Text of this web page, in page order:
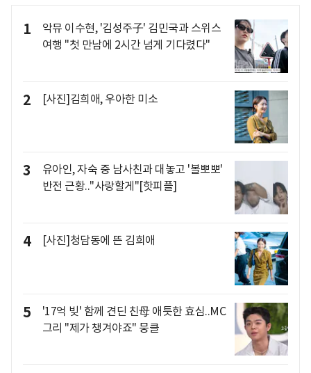
1
악뮤 이수현, '김성주子' 김민국과 스위스
여행 "첫 만남에 2시간 넘게 기다렸다"
2 [사진]김희애, 우아한 미소
3
유아인, 자숙 중 남사친과 대놓고 '볼뽀뽀'
반전 근황.."사랑할게"[핫피플]
4 [사진]청담동에 뜬 김희애
5
'17억 빚' 함께 견딘 친母 애틋한 효심..MC
그리 "제가 챙겨야죠" 뭉클